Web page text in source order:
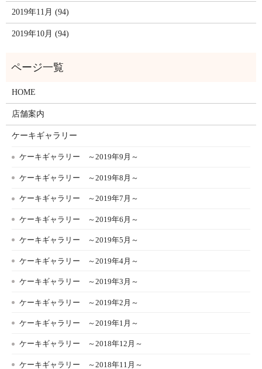
2019年11月 (94)
2019年10月 (94)
HOME
店舗案内
ケーキギャラリー
ケーキギャラリー ～2019年9月～
ケーキギャラリー ～2019年8月～
ケーキギャラリー ～2019年7月～
ケーキギャラリー ～2019年6月～
ケーキギャラリー ～2019年5月～
ケーキギャラリー ～2019年4月～
ケーキギャラリー ～2019年3月～
ケーキギャラリー ～2019年2月～
ケーキギャラリー ～2019年1月～
ケーキギャラリー ～2018年12月～
ケーキギャラリー ～2018年11月～